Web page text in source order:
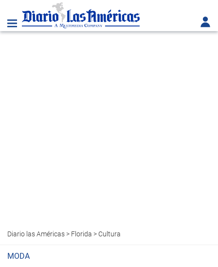
Diario las Américas> Florida > Cultura
MODA